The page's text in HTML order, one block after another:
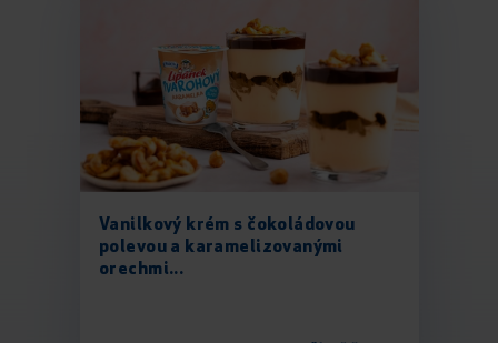
Vanilkový krém s čokoládovou
polevou a karamelizovanými
orechmi...